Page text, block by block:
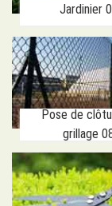
Jardinier
Pose de
grillage